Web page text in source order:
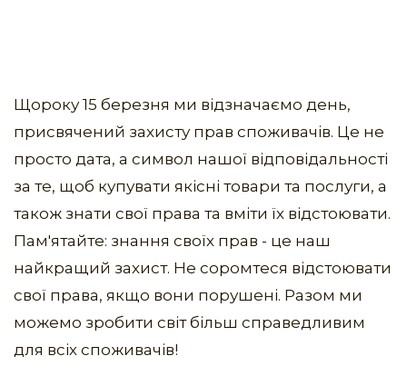
Щороку 15 березня ми відзначаємо день,
присвячений захисту прав споживачів. Це не
просто дата, а символ нашої відповідальності
за те, щоб купувати якісні товари та послуги, а
також знати свої права та вміти їх відстоювати.
Пам'ятайте: знання своїх прав - це наш
найкращий захист. Не соромтеся відстоювати
свої права, якщо вони порушені. Разом ми
можемо зробити світ більш справедливим
для всіх споживачів!